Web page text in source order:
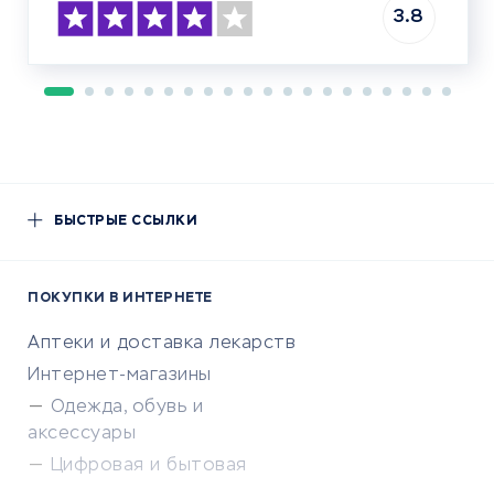
3.8
БЫСТРЫЕ ССЫЛКИ
ПОКУПКИ В ИНТЕРНЕТЕ
Аптеки и доставка лекарств
Интернет-магазины
Одежда, обувь и
аксессуары
Цифровая и бытовая